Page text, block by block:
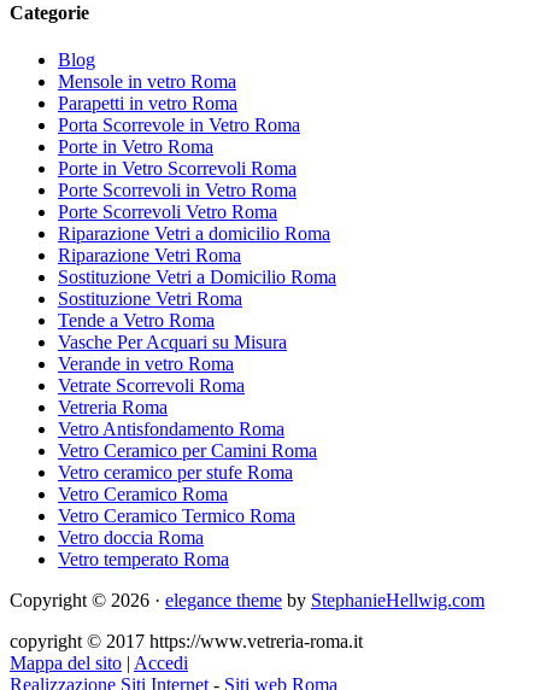
Categorie
Blog
Mensole in vetro Roma
Parapetti in vetro Roma
Porta Scorrevole in Vetro Roma
Porte in Vetro Roma
Porte in Vetro Scorrevoli Roma
Porte Scorrevoli in Vetro Roma
Porte Scorrevoli Vetro Roma
Riparazione Vetri a domicilio Roma
Riparazione Vetri Roma
Sostituzione Vetri a Domicilio Roma
Sostituzione Vetri Roma
Tende a Vetro Roma
Vasche Per Acquari su Misura
Verande in vetro Roma
Vetrate Scorrevoli Roma
Vetreria Roma
Vetro Antisfondamento Roma
Vetro Ceramico per Camini Roma
Vetro ceramico per stufe Roma
Vetro Ceramico Roma
Vetro Ceramico Termico Roma
Vetro doccia Roma
Vetro temperato Roma
Copyright © 2026 · elegance theme by StephanieHellwig.com
copyright © 2017 https://www.vetreria-roma.it
Mappa del sito | Accedi
Realizzazione Siti Internet - Siti web Roma